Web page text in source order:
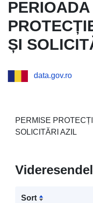
ȘI
data.gov.ro
PERMISE
SOLICITĂRI AZIL
Sort